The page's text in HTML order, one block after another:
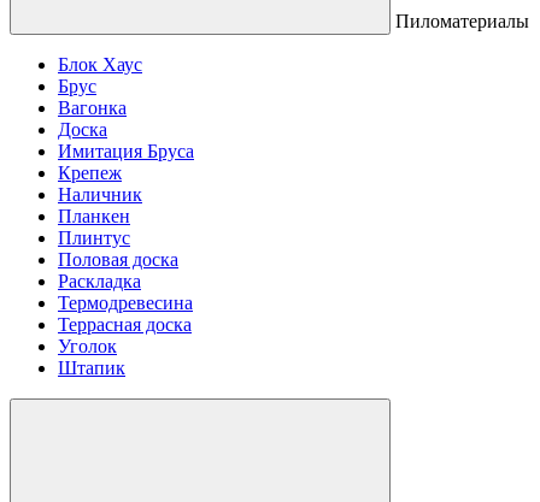
Пиломатериалы
Блок Хаус
Брус
Вагонка
Доска
Имитация Бруса
Крепеж
Наличник
Планкен
Плинтус
Половая доска
Раскладка
Термодревесина
Террасная доска
Уголок
Штапик